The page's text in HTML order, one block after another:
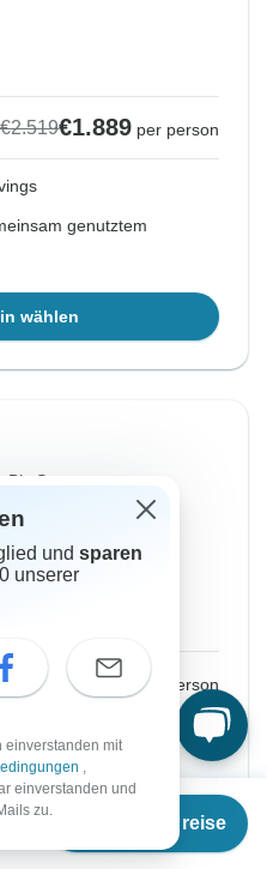
Termine & Preise
€2.519€1.889 per person
genutztem
wählen
Bis Sonntag
6 Sep, 2026
€2.519 €1.889 per person
genutztem
und sparen
unserer
einverstanden mit
,
einverstanden und
zu.